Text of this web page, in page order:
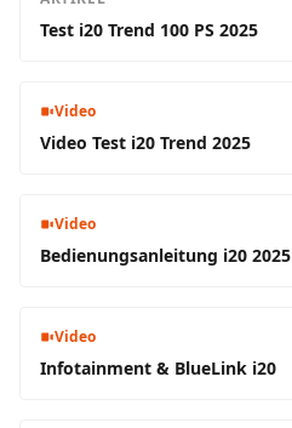
Test i20 Trend 100 PS 2025
Video
Video Test i20 Trend 2025
Video
Bedienungsanleitung i20 2025
Video
Infotainment & BlueLink i20